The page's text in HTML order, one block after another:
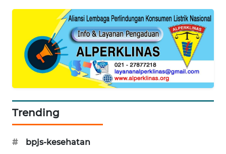
Trending
#
bpjs-kesehatan
PERSONA
WAHANA
OTOMOTIF
WAHANA
HEALTH
WAHANA
DESA